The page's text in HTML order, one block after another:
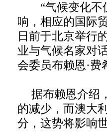
“气候变化不
响，相应的国际
日前于北京举行
业与气候名家对
会委员布赖恩·费
据布赖恩介绍
的减少，而澳大
分，这势将影响